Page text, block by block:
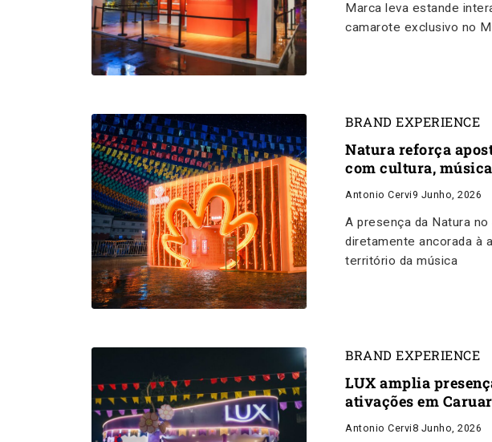
Marca leva estande
camarote exclusivo no
BRAND EXPERIENCE
Natura reforça
com cultura,
Antonio Cervi 9 Junho, 2026
A presença da Natura
diretamente ancorada à
território da música
BRAND EXPERIENCE
LUX amplia
ativações em
Antonio Cervi8 Junho, 2026